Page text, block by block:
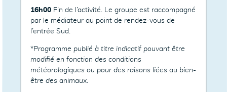
16h00Fin de l’activité. Le groupe est raccompagné
par le médiateur au point de rendez-vous de
l’entrée Sud.
*Programme publié à titre indicatif pouvant être
modifié en fonction des conditions
météorologiques ou pour des raisons liées au bien-
être des animaux.